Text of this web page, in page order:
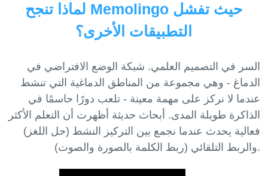
لماذا تنجح Memolingo حيث تفشل
التطبيقات الأخرى؟
السر في التصميم العلمي. شبكة الوضع الافتراضي في
الدماغ - وهي مجموعة من المناطق الدماغية التي تنشط
عندما لا نركز على مهمة معينة - تلعب دورًا حاسمًا في
الذاكرة طويلة المدى. أبحاث حديثة أظهرت أن التعلم الأكثر
فعالية يحدث عندما نجمع بين التركيز النشط (حل اللغز)